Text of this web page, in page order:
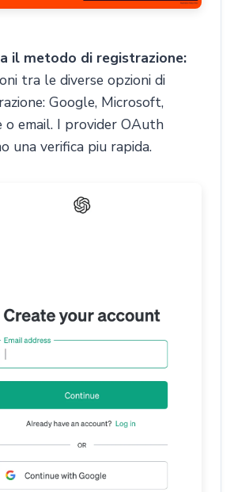
il metodo di registrazione:
tra le diverse opzioni di
Google, Microsoft,
email. I provider OAuth
una verifica piu rapida.